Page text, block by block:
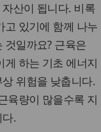
산이 됩니다. 비록
고 있기에 함께 나누
것일까요? 근육은
하는 기초 에너지
위험을 낮춥니다.
육량이 많을수록 지
.